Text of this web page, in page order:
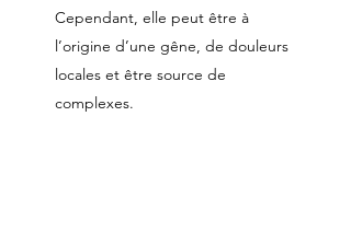
Cependant, elle peut être à
l’origine d’une gêne, de douleurs
locales et être source de
complexes.